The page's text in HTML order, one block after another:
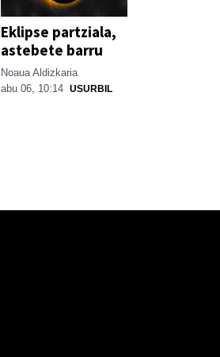
Eklipse partziala,
astebete barru
Noaua Aldizkaria
abu 06, 10:14 USURBIL